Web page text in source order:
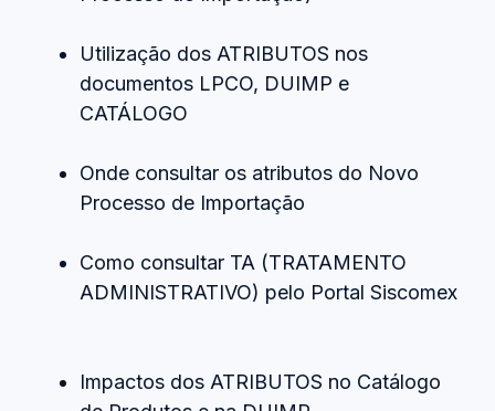
Utilização dos ATRIBUTOS nos
documentos LPCO, DUIMP e
CATÁLOGO
Onde consultar os atributos do Novo
Processo de Importação
Como consultar TA (TRATAMENTO
ADMINISTRATIVO) pelo Portal Siscomex
Impactos dos ATRIBUTOS no Catálogo